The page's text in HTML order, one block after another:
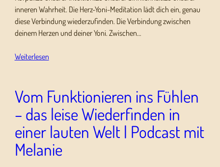
inneren Wahrheit. Die Herz-Yoni-Meditation lädt dich ein, genau
diese Verbindung wiederzufinden. Die Verbindung zwischen
deinem Herzen und deiner Yoni. Zwischen…
Weiterlesen
Vom Funktionieren ins Fühlen
– das leise Wiederfinden in
einer lauten Welt | Podcast mit
Melanie